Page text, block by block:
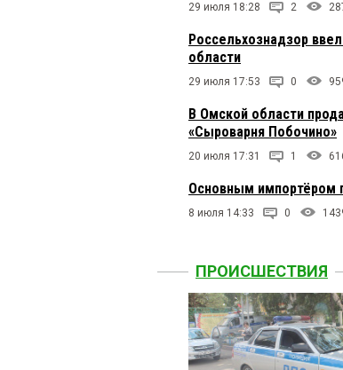
29 июля 18:28 2
Россельхознадзор
области
29 июля 17:53 0
В Омской области
«Сыроварня Побочино»
20 июля 17:31 1
Основным импортёром
8 июля 14:33 0
ПРОИСШЕСТВИЯ